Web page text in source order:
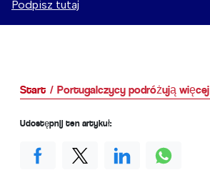
Podpisz tutaj
Start Portugalczycy podróżują więcej
Udostępnij ten artykuł: